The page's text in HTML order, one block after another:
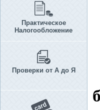
Практическое
Налогообложение
Проверки от А до Я